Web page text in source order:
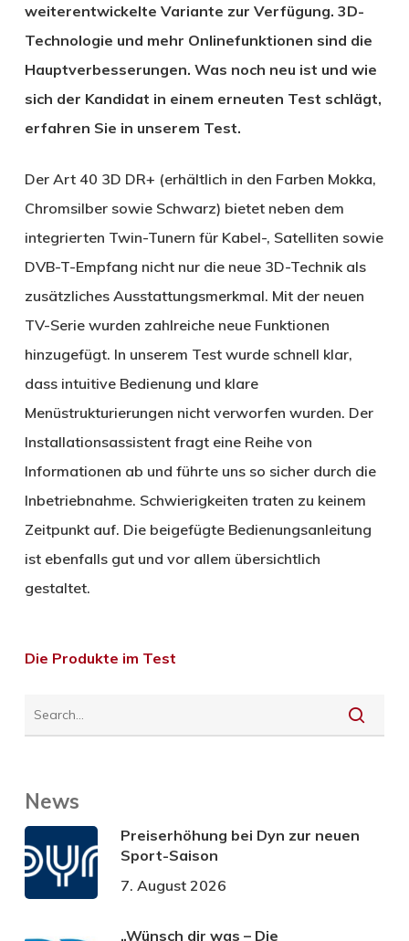
weiterentwickelte Variante zur Verfügung. 3D-
Technologie und mehr Onlinefunktionen sind die
Hauptverbesserungen. Was noch neu ist und wie
sich der Kandidat in einem erneuten Test schlägt,
erfahren Sie in unserem Test.
Der Art 40 3D DR+ (erhältlich in den Farben Mokka,
Chromsilber sowie Schwarz) bietet neben dem
integrierten Twin-Tunern für Kabel-, Satelliten sowie
DVB-T-Empfang nicht nur die neue 3D-Technik als
zusätzliches Ausstattungsmerkmal. Mit der neuen
TV-Serie wurden zahlreiche neue Funktionen
hinzugefügt. In unserem Test wurde schnell klar,
dass intuitive Bedienung und klare
Menüstrukturierungen nicht verworfen wurden. Der
Installationsassistent fragt eine Reihe von
Informationen ab und führte uns so sicher durch die
Inbetriebnahme. Schwierigkeiten traten zu keinem
Zeitpunkt auf. Die beigefügte Bedienungsanleitung
ist ebenfalls gut und vor allem übersichtlich
gestaltet.
Die Produkte im Test
News
Preiserhöhung bei Dyn zur neuen
Sport-Saison
7. August 2026
„Wünsch dir was – Die